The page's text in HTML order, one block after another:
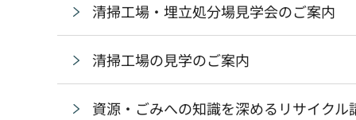
清掃工場・埋立処分場見学会のご案内
清掃工場の見学のご案内
資源・ごみへの知識を深めるリサイク